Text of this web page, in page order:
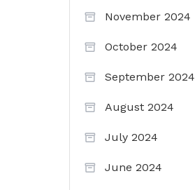
November 2024
October 2024
September 2024
August 2024
July 2024
June 2024